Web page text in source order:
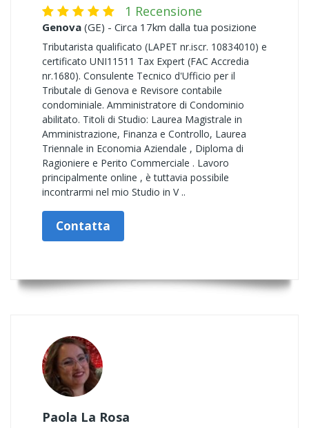
1 Recensione
Genova (GE) - Circa 17km dalla tua posizione
Tributarista qualificato (LAPET nr.iscr. 10834010) e
certificato UNI11511 Tax Expert (FAC Accredia
nr.1680). Consulente Tecnico d'Ufficio per il
Tributale di Genova e Revisore contabile
condominiale. Amministratore di Condominio
abilitato. Titoli di Studio: Laurea Magistrale in
Amministrazione, Finanza e Controllo, Laurea
Triennale in Economia Aziendale , Diploma di
Ragioniere e Perito Commerciale . Lavoro
principalmente online , è tuttavia possibile
incontrarmi nel mio Studio in V ..
Contatta
Paola La Rosa